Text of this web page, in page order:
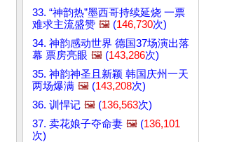
33. “神韵热”墨西哥持续延烧 一票
难求主流盛赞 🖼️ (146,730次)
34. 神韵感动世界 德国37场演出落
幕 票房亮眼 🖼️ (143,286次)
35. 神韵神圣且新颖 韩国庆州一天
两场爆满 🖼️ (143,208次)
36. 训悍记 🖼️ (136,563次)
37. 卖花娘子夺命妻 🖼️ (136,101
次)